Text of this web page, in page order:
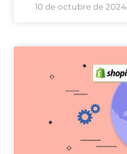
10 de octubre de 2024